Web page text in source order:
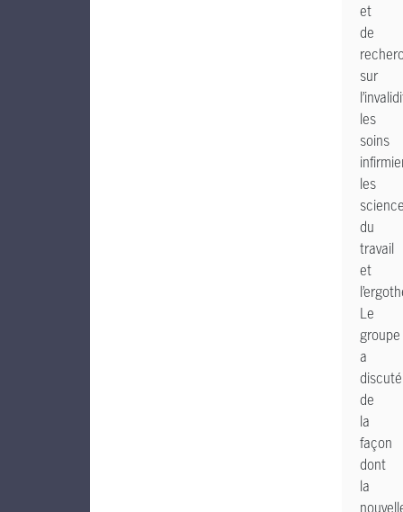
et
de
sur
les
soins
les
du
travail
et
Le
groupe
a
discuté
de
la
façon
dont
la